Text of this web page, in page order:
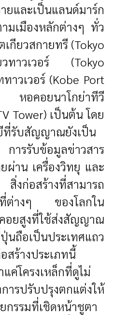
และเป็นแลนด์มาร์ก
มเมืองหลักต่างๆ ทั่ว
กียวสกายทรี (Tokyo
ทาวเวอร์ (Tokyo
าวเวอร์ (Kobe Port
คอยนาโกย่าทีวี
Tower) เป็นต้น โดย
ที่รับสัญญาณยังเป็น
ารรับข้อมูลข่าวสาร
ผ่าน เครื่องวิทยุ และ
งก่อสร้างที่สามารถ
ที่ต่างๆ ของโลกใน
ยสูงที่ใช้ส่งสัญญาณ
ถือเป็นประเทศแถว
สร้างประเภทนี้
แค่โครงเหล็กที่ดูไม่
รปรับปรุงตกแต่งให้
กรรมที่เชิดหน้าชูตา